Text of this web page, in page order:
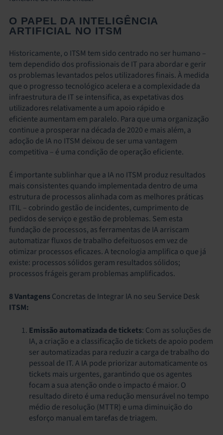
O PAPEL DA INTELIGÊNCIA
ARTIFICIAL NO ITSM
Historicamente, o ITSM tem sido centrado no ser humano –
tem dependido dos profissionais de IT para abordar e gerir
os problemas levantados pelos utilizadores finais. À medida
que o progresso tecnológico acelera e a complexidade da
infraestrutura de IT se intensifica, as expetativas dos
utilizadores relativamente a um apoio rápido e
eficiente aumentam em paralelo. Para que uma organização
continue a prosperar na década de 2020 e mais além, a
adoção de IA no ITSM deixou de ser uma vantagem
competitiva – é uma condição de operação eficiente.
É importante sublinhar que a IA no ITSM produz resultados
mais consistentes quando implementada dentro de uma
estrutura de processos alinhada com as melhores práticas
ITIL – cobrindo gestão de incidentes, cumprimento de
pedidos de serviço e gestão de problemas. Sem esta
fundação de processos, as ferramentas de IA arriscam
automatizar fluxos de trabalho defeituosos em vez de
otimizar processos eficazes. A tecnologia amplifica o que já
existe: processos sólidos geram resultados sólidos;
processos frágeis geram problemas amplificados.
8 VantagensConcretas de Integrar IA no seu Service Desk
ITSM:
Emissão automatizada de tickets: Com as soluções de
IA, a criação e a classificação de tickets de apoio podem
ser automatizadas para reduzir a carga de trabalho do
pessoal de IT. A IA pode priorizar automaticamente os
tickets mais urgentes, garantindo que os agentes
focam a sua atenção onde o impacto é maior. O
resultado direto é uma redução mensurável no tempo
médio de resolução (MTTR) e uma diminuição do
esforço manual em tarefas de triagem.